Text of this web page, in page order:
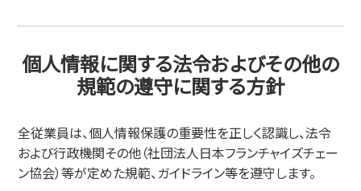
個人情報に関する法令およびその他の
規範の遵守に関する方針
全従業員は、個人情報保護の重要性を正しく認識し、法令
および行政機関その他（社団法人日本フランチャイズチェー
ン協会）等が定めた規範、ガイドライン等を遵守します。